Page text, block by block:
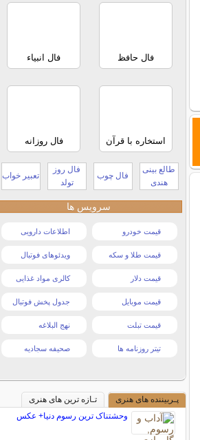
فال حافظ فال انبیاء
استخاره با قرآن فال روزانه
طالع بینی
هندی
فال چوب
فال روز
تولد
تعبیر خواب
سرویس ها
قیمت خودرو اطلاعات دارویی
قیمت طلا و سکه ویدئوهای فوتبال
قیمت دلار کالری مواد غذایی
قیمت موبایل جدول پخش فوتبال
قیمت تبلت نهج البلاغه
تیتر روزنامه ها صحیفه سجادیه
پـربیننده های هنری
تـازه ترین های هنری
وحشتناک ترین رسوم دنیا+ عکس